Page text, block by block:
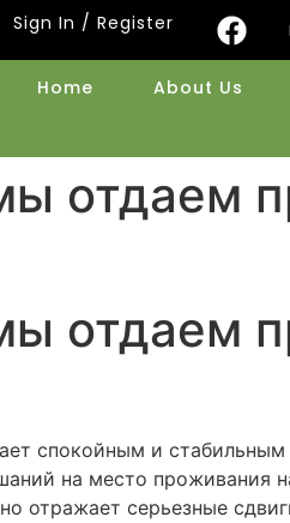
Sign In / Register
Home About Us
отдаем
отдаем
спокойным и
на место
отражает серьезные